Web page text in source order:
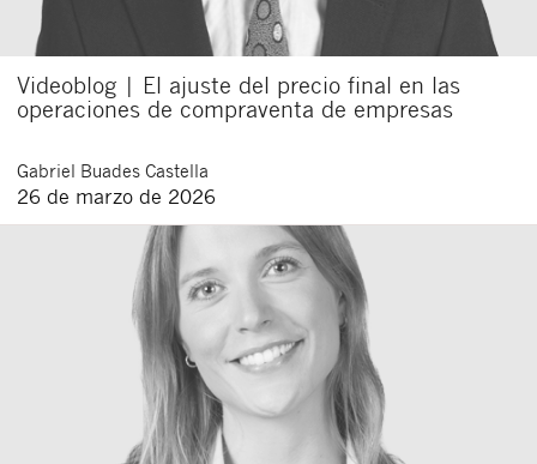
Videoblog | El ajuste del precio final en las
operaciones de compraventa de empresas
Gabriel Buades Castella
26 de marzo de 2026